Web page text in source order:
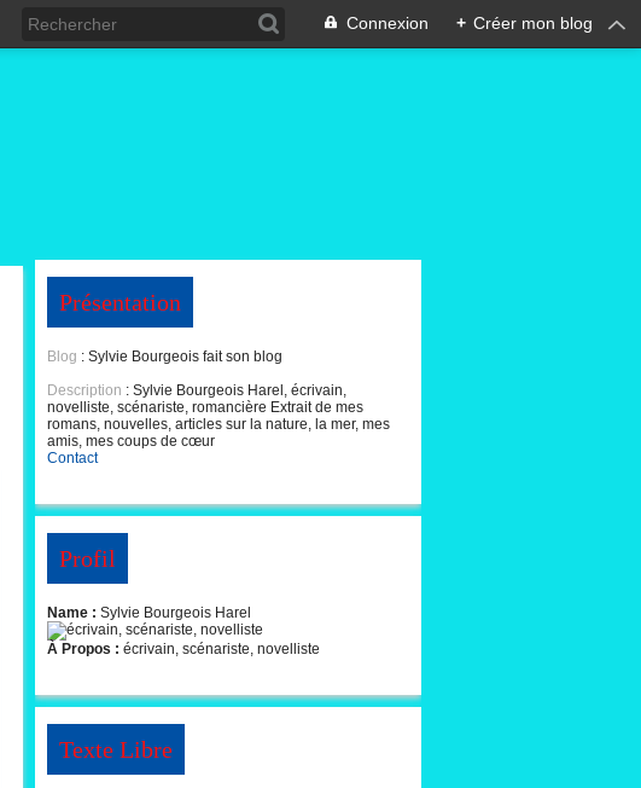
Connexion + Créer mon blog
Présentation
Blog : Sylvie Bourgeois fait son blog
Description : Sylvie Bourgeois Harel, écrivain,
novelliste, scénariste, romancière Extrait de mes
romans, nouvelles, articles sur la nature, la mer, mes
amis, mes coups de cœur
Contact
Profil
Name : Sylvie Bourgeois Harel
À Propos : écrivain, scénariste, novelliste
Texte Libre